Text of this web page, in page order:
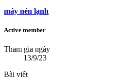
máy nén lạnh
Active member
Tham gia ngày
13/9/23
Bài viết